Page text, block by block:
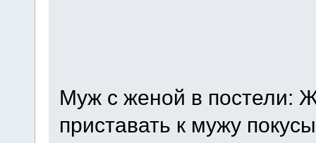
Муж с женой в пoстели:
приставать к мужу